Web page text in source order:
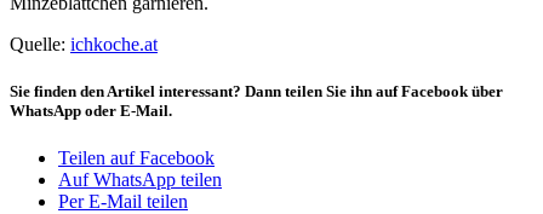
Quelle: ichkoche.at
Sie finden den Artikel interessant? Dann teilen Sie ihn auf Facebook über
WhatsApp oder E-Mail.
Teilen auf Facebook
Auf WhatsApp teilen
Per E-Mail teilen